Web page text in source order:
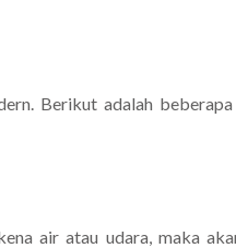
Berikut adalah
air atau udara, maka